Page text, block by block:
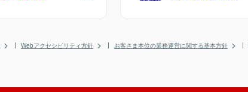
Webアクセシビリティ方針 お客さま本位の業務運営に関する基本方針